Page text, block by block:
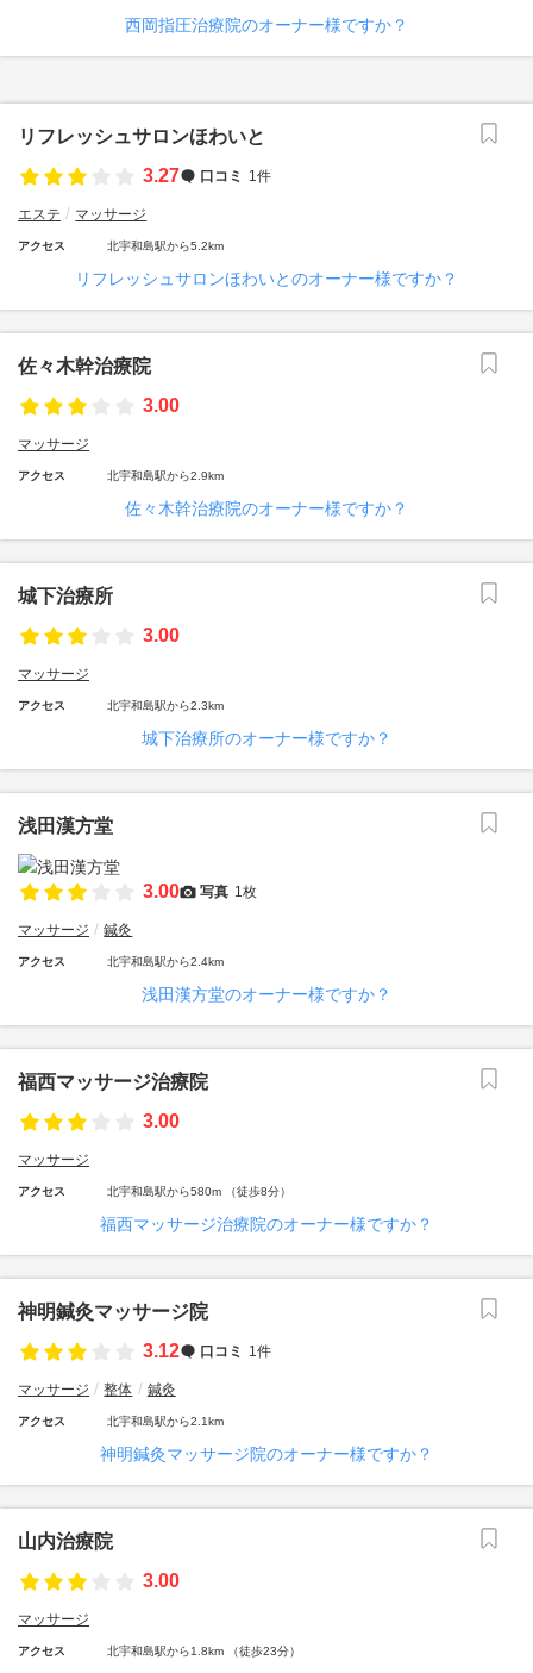
西岡指圧治療院のオーナー様ですか？
リフレッシュサロンほわいと
3.27
口コミ 1件
エステ マッサージ
アクセス 北宇和島駅から5.2km
リフレッシュサロンほわいとのオーナー様ですか？
佐々木幹治療院
3.00
マッサージ
アクセス 北宇和島駅から2.9km
佐々木幹治療院のオーナー様ですか？
城下治療所
3.00
マッサージ
アクセス 北宇和島駅から2.3km
城下治療所のオーナー様ですか？
浅田漢方堂
3.00 写真 1枚
マッサージ 鍼灸
アクセス 北宇和島駅から2.4km
浅田漢方堂のオーナー様ですか？
福西マッサージ治療院
3.00
マッサージ
アクセス 北宇和島駅から580m （徒歩8分）
福西マッサージ治療院のオーナー様ですか？
神明鍼灸マッサージ院
3.12
口コミ 1件
マッサージ 整体 鍼灸
アクセス 北宇和島駅から2.1km
神明鍼灸マッサージ院のオーナー様ですか？
山内治療院
3.00
マッサージ
アクセス 北宇和島駅から1.8km （徒歩23分）